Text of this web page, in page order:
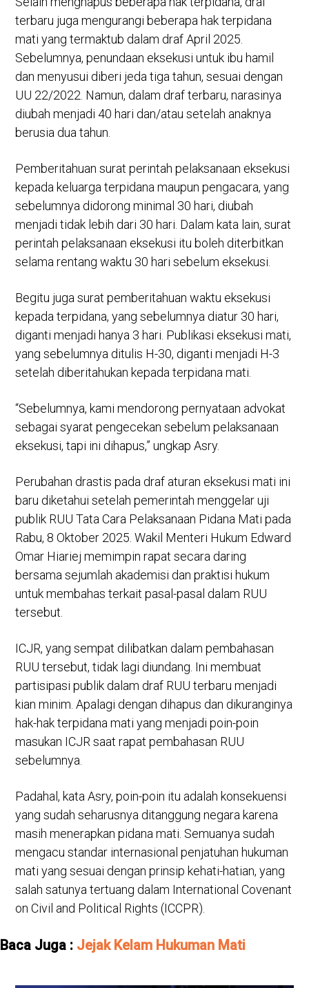
terbaru juga mengurangi beberapa hak terpidana
mati yang termaktub dalam draf April 2025.
Sebelumnya, penundaan eksekusi untuk ibu hamil
dan menyusui diberi jeda tiga tahun, sesuai dengan
UU 22/2022. Namun, dalam draf terbaru, narasinya
diubah menjadi 40 hari dan/atau setelah anaknya
berusia dua tahun.
Pemberitahuan surat perintah pelaksanaan eksekusi
kepada keluarga terpidana maupun pengacara, yang
sebelumnya didorong minimal 30 hari, diubah
menjadi tidak lebih dari 30 hari. Dalam kata lain, surat
perintah pelaksanaan eksekusi itu boleh diterbitkan
selama rentang waktu 30 hari sebelum eksekusi.
Begitu juga surat pemberitahuan waktu eksekusi
kepada terpidana, yang sebelumnya diatur 30 hari,
diganti menjadi hanya 3 hari. Publikasi eksekusi mati,
yang sebelumnya ditulis H-30, diganti menjadi H-3
setelah diberitahukan kepada terpidana mati.
“Sebelumnya, kami mendorong pernyataan advokat
sebagai syarat pengecekan sebelum pelaksanaan
eksekusi, tapi ini dihapus,” ungkap Asry.
Perubahan drastis pada draf aturan eksekusi mati ini
baru diketahui setelah pemerintah menggelar uji
publik RUU Tata Cara Pelaksanaan Pidana Mati pada
Rabu, 8 Oktober 2025. Wakil Menteri Hukum Edward
Omar Hiariej memimpin rapat secara daring
bersama sejumlah akademisi dan praktisi hukum
untuk membahas terkait pasal-pasal dalam RUU
tersebut.
ICJR, yang sempat dilibatkan dalam pembahasan
RUU tersebut, tidak lagi diundang. Ini membuat
partisipasi publik dalam draf RUU terbaru menjadi
kian minim. Apalagi dengan dihapus dan dikuranginya
hak-hak terpidana mati yang menjadi poin-poin
masukan ICJR saat rapat pembahasan RUU
sebelumnya.
Padahal, kata Asry, poin-poin itu adalah konsekuensi
yang sudah seharusnya ditanggung negara karena
masih menerapkan pidana mati. Semuanya sudah
mengacu standar internasional penjatuhan hukuman
mati yang sesuai dengan prinsip kehati-hatian, yang
salah satunya tertuang dalam International Covenant
on Civil and Political Rights (ICCPR).
Baca Juga : Jejak Kelam Hukuman Mati